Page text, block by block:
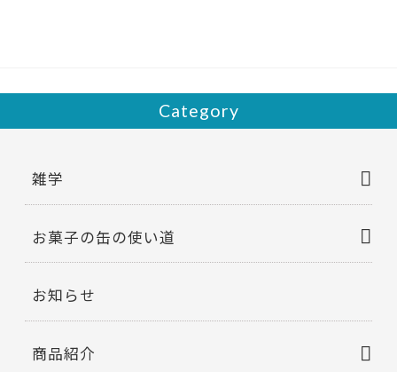
Category
雑学
お菓子の缶の使い道
お知らせ
商品紹介